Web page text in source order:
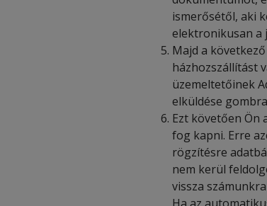
ismerősétől, aki
elektronikusan a
Majd a
házhozszállítást
üzemeltetőinek
elküldése
Ezt követően Ön
fog kapni. Erre
rögzítésre
nem kerül
vissza